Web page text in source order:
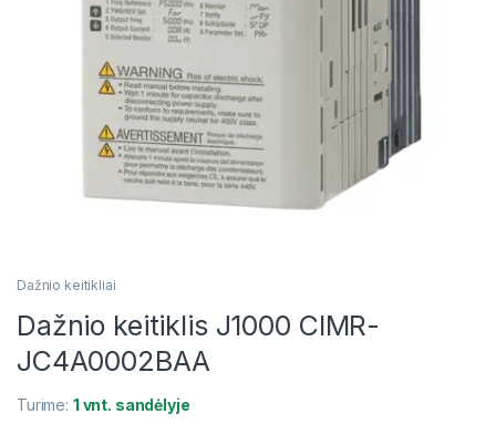
Dažnio keitikliai
Dažnio keitiklis J1000 CIMR-
JC4A0002BAA
Turime: 1 vnt. sandėlyje